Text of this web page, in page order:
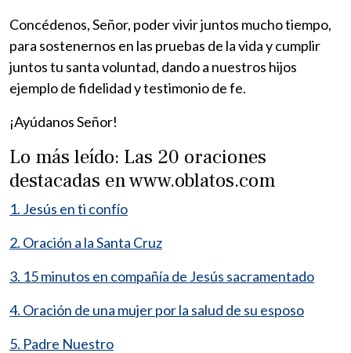
Concédenos, Señor, poder vivir juntos mucho tiempo,
para sostenernos en las pruebas de la vida y cumplir
juntos tu santa voluntad, dando a nuestros hijos
ejemplo de fidelidad y testimonio de fe.
¡Ayúdanos Señor!
Lo más leído: Las 20 oraciones
destacadas en www.oblatos.com
1. Jesús en ti confío
2. Oración a la Santa Cruz
3. 15 minutos en compañía de Jesús sacramentado
4. Oración de una mujer por la salud de su esposo
5. Padre Nuestro